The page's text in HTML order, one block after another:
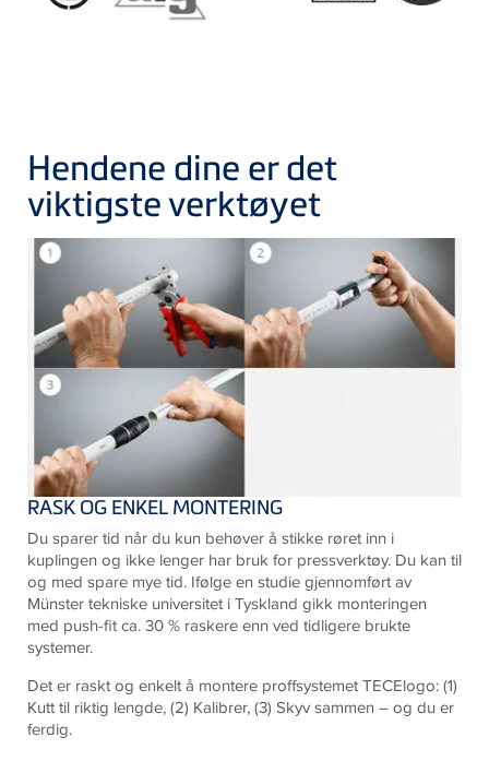
Hendene dine er det
viktigste verktøyet
RASK OG ENKEL MONTERING
Du sparer tid når du kun behøver å stikke røret inn i
kuplingen og ikke lenger har bruk for pressverktøy. Du kan til
og med spare mye tid. Ifølge en studie gjennomført av
Münster tekniske universitet i Tyskland gikk monteringen
med push-fit ca. 30 % raskere enn ved tidligere brukte
systemer.
Det er raskt og enkelt å montere proffsystemet TECElogo: (1)
Kutt til riktig lengde, (2) Kalibrer, (3) Skyv sammen – og du er
ferdig.